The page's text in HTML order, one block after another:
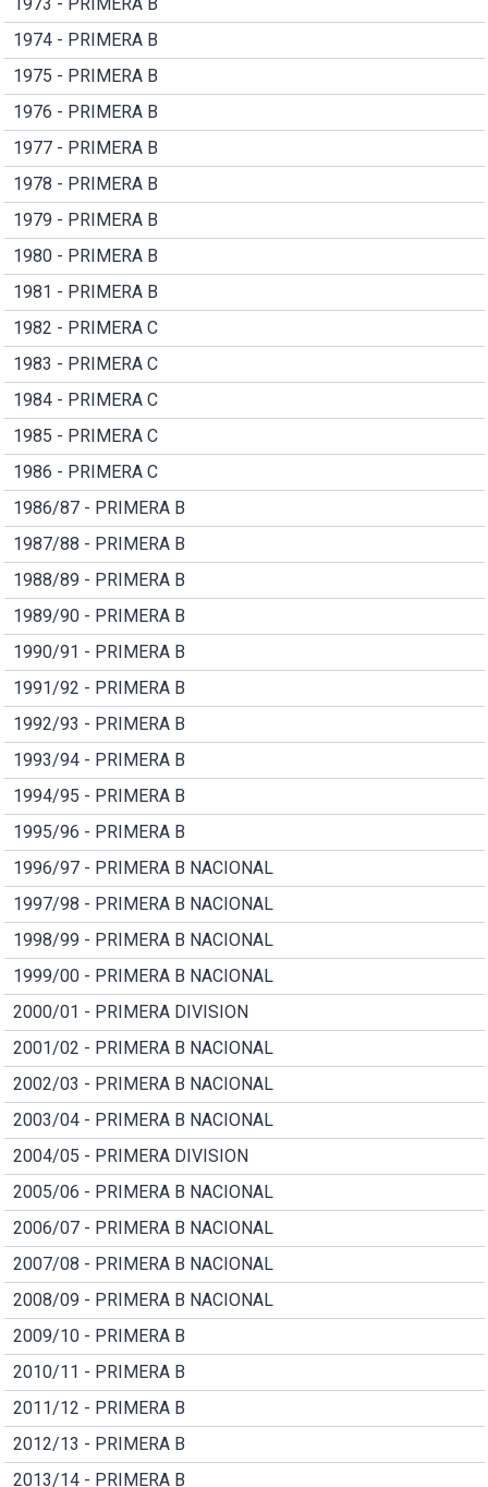
1974 - PRIMERA B
1975 - PRIMERA B
1976 - PRIMERA B
1977 - PRIMERA B
1978 - PRIMERA B
1979 - PRIMERA B
1980 - PRIMERA B
1981 - PRIMERA B
1982 - PRIMERA C
1983 - PRIMERA C
1984 - PRIMERA C
1985 - PRIMERA C
1986 - PRIMERA C
1986/87 - PRIMERA B
1987/88 - PRIMERA B
1988/89 - PRIMERA B
1989/90 - PRIMERA B
1990/91 - PRIMERA B
1991/92 - PRIMERA B
1992/93 - PRIMERA B
1993/94 - PRIMERA B
1994/95 - PRIMERA B
1995/96 - PRIMERA B
1996/97 - PRIMERA B NACIONAL
1997/98 - PRIMERA B NACIONAL
1998/99 - PRIMERA B NACIONAL
1999/00 - PRIMERA B NACIONAL
2000/01 - PRIMERA DIVISION
2001/02 - PRIMERA B NACIONAL
2002/03 - PRIMERA B NACIONAL
2003/04 - PRIMERA B NACIONAL
2004/05 - PRIMERA DIVISION
2005/06 - PRIMERA B NACIONAL
2006/07 - PRIMERA B NACIONAL
2007/08 - PRIMERA B NACIONAL
2008/09 - PRIMERA B NACIONAL
2009/10 - PRIMERA B
2010/11 - PRIMERA B
2011/12 - PRIMERA B
2012/13 - PRIMERA B
2013/14 - PRIMERA B